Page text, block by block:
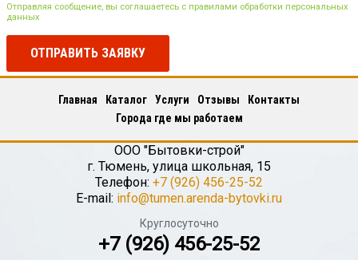
Отправляя сообщение, вы соглашаетесь с правилами обработки персональных
данных
ОТПРАВИТЬ ЗАЯВКУ
Главная Каталог Услуги Отзывы
Контакты
Города где мы работаем
ООО "Бытовки-строй"
г. Тюмень, улица школьная, 15
Телефон: +7 (926) 456-25-52
E-mail: info@tumen.arenda-bytovki.ru
Круглосуточно
+7 (926) 456-25-52